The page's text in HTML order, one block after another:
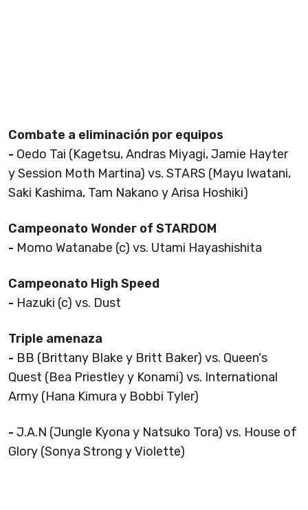
Combate a eliminación por equipos
- Oedo Tai (Kagetsu, Andras Miyagi, Jamie Hayter
y Session Moth Martina) vs. STARS (Mayu Iwatani,
Saki Kashima, Tam Nakano y Arisa Hoshiki)
Campeonato Wonder of STARDOM
- Momo Watanabe (c) vs. Utami Hayashishita
Campeonato High Speed
- Hazuki (c) vs. Dust
Triple amenaza
- BB (Brittany Blake y Britt Baker) vs. Queen's
Quest (Bea Priestley y Konami) vs. International
Army (Hana Kimura y Bobbi Tyler)
- J.A.N (Jungle Kyona y Natsuko Tora) vs. House of
Glory (Sonya Strong y Violette)